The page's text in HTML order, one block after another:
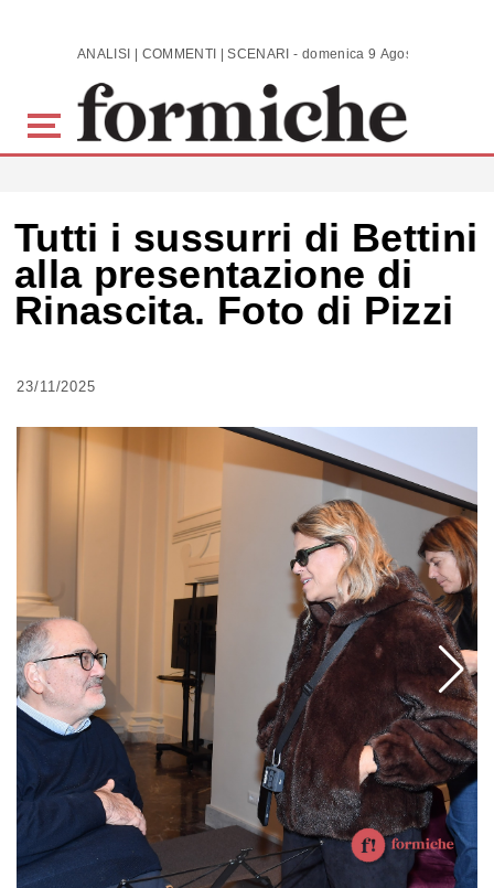
Skip to main content ANALISI | COMMENTI | SCENARI - domenica 9 Agosto 2026
Tutti i sussurri di Bettini
alla presentazione di
Rinascita. Foto di Pizzi
23/11/2025